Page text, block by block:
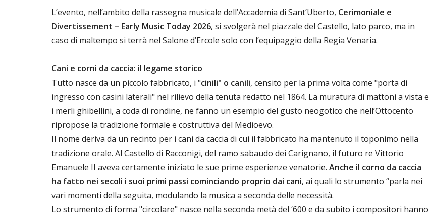
L’evento, nell’ambito della rassegna musicale dell’Accademia di Sant’Uberto, Cerimoniale e
Divertissement – Early Music Today 2026, si svolgerà nel piazzale del Castello, lato parco, ma in
caso di maltempo si terrà nel Salone d’Ercole solo con l’equipaggio della Regia Venaria.
Cani e corni da caccia: il legame storico
Tutto nasce da un piccolo fabbricato, i "cinili" o canili, censito per la prima volta come "porta di
ingresso con casini laterali" nel rilievo della tenuta redatto nel 1864. La muratura di mattoni a vista e
i merli ghibellini, a coda di rondine, ne fanno un esempio del gusto neogotico che nell’Ottocento
ripropose la tradizione formale e costruttiva del Medioevo.
Il nome deriva da un recinto per i cani da caccia di cui il fabbricato ha mantenuto il toponimo nella
tradizione orale. Al Castello di Racconigi, del ramo sabaudo dei Carignano, il futuro re Vittorio
Emanuele II aveva certamente iniziato le sue prime esperienze venatorie. Anche il corno da caccia
ha fatto nei secoli i suoi primi passi cominciando proprio dai cani, ai quali lo strumento “parla nei
vari momenti della seguita, modulando la musica a seconda delle necessità.
Lo strumento di forma "circolare" nasce nella seconda metà del ‘600 e da subito i compositori hanno